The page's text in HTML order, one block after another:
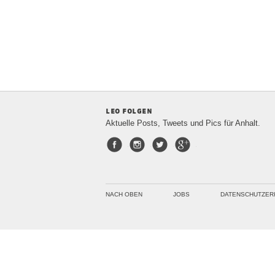
leo folgen
Aktuelle Posts, Tweets und Pics für Anhalt.
FacebookInstagram
Twitter
NACH OBEN JOBS